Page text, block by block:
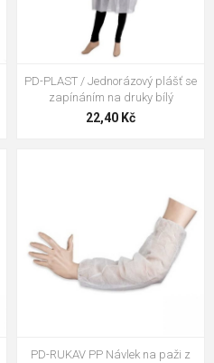
PD-PLAST / Jednorázový plášť se
zapínáním na druky bílý
22,40 Kč
PD-RUKAV PP Návlek na paži z